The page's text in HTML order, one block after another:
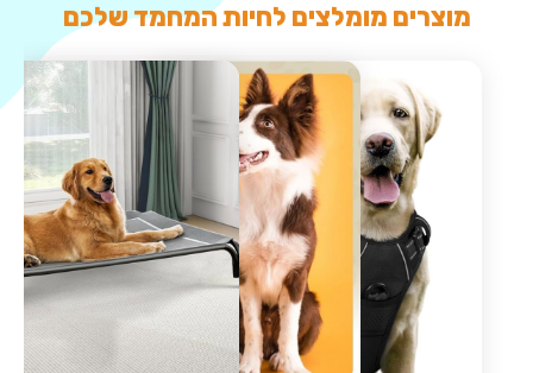
מוצרים מומלצים לחיות המחמד שלכם